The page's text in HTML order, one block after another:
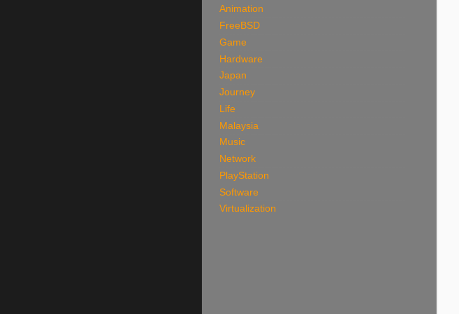
Animation
FreeBSD
Game
Hardware
Japan
Journey
Life
Malaysia
Music
Network
PlayStation
Software
Virtualization